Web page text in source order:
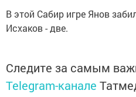
В этой Сабир игре Янов
Исхаков - две.
Следите за самым
Telegram-канале